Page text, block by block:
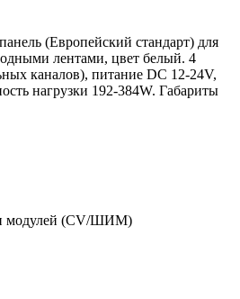
(Европейский стандарт) для
лентами, цвет белый. 4
каналов), питание DC 12-24V,
нагрузки 192-384W. Габариты
и модулей (CV/ШИМ)